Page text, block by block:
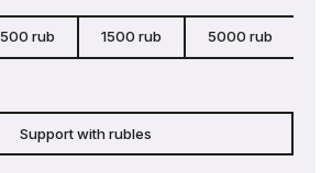
500 rub 1500 rub 5000 rub
Support with rubles